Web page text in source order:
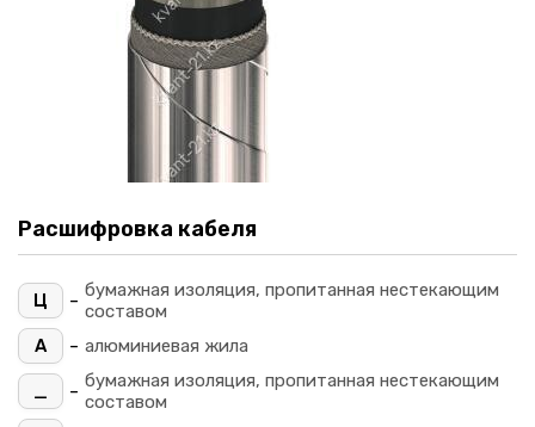
Расшифровка кабеля
Ц - бумажная изоляция, пропитанная нестекающим
составом
А
- алюминиевая жила
_ - бумажная изоляция, пропитанная нестекающим
составом